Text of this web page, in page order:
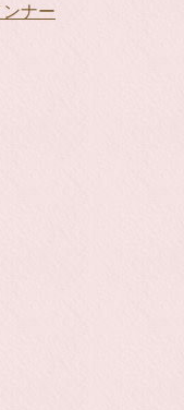
ナー